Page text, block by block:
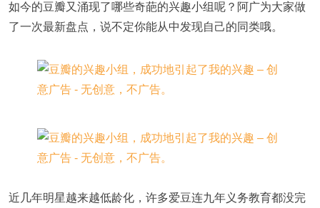
如今的豆瓣又涌现了哪些奇葩的兴趣小组呢？阿广为大家做
了一次最新盘点，说不定你能从中发现自己的同类哦。
近几年明星越来越低龄化，许多爱豆连九年义务教育都没完